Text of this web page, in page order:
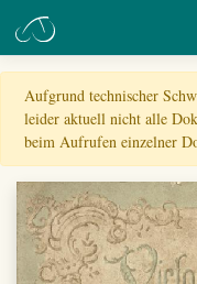
Aufgrund technischer
leider aktuell nicht alle
beim Aufrufen einzelner